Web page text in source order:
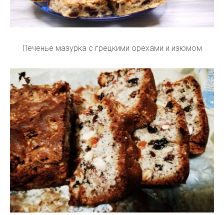
Печенье мазурка с грецкими орехами и изюмом